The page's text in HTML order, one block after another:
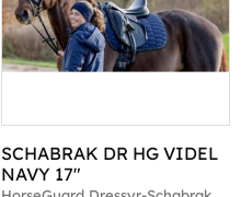
SCHABRAK DR HG VIDEL
NAVY 17"